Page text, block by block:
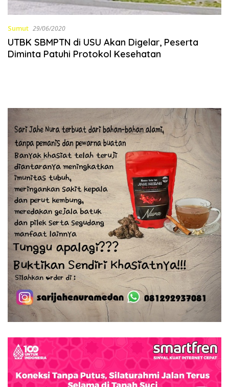
Sumut 29/06/2020
UTBK SBMPTN di USU Akan Digelar, Peserta
Diminta Patuhi Protokol Kesehatan